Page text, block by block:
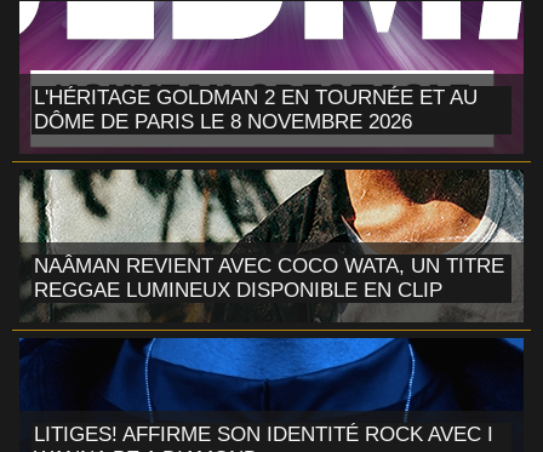
L'HÉRITAGE GOLDMAN 2 EN TOURNÉE ET AU
DÔME DE PARIS LE 8 NOVEMBRE 2026
NAÂMAN REVIENT AVEC COCO WATA, UN TITRE
REGGAE LUMINEUX DISPONIBLE EN CLIP
LITIGES! AFFIRME SON IDENTITÉ ROCK AVEC I